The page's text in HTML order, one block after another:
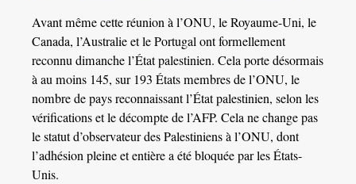
Avant même cette réunion à l’ONU, le Royaume-Uni, le
Canada, l’Australie et le Portugal ont formellement
reconnu dimanche l’État palestinien. Cela porte désormais
à au moins 145, sur 193 États membres de l’ONU, le
nombre de pays reconnaissant l’État palestinien, selon les
vérifications et le décompte de l’AFP. Cela ne change pas
le statut d’observateur des Palestiniens à l’ONU, dont
l’adhésion pleine et entière a été bloquée par les États-
Unis.